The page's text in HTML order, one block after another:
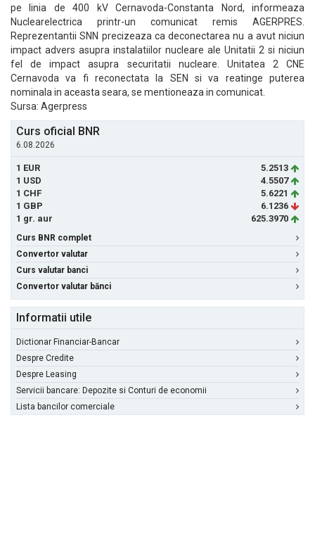
pe linia de 400 kV Cernavoda-Constanta Nord, informeaza
Nuclearelectrica printr-un comunicat remis AGERPRES.
Reprezentantii SNN precizeaza ca deconectarea nu a avut niciun
impact advers asupra instalatiilor nucleare ale Unitatii 2 si niciun
fel de impact asupra securitatii nucleare. Unitatea 2 CNE
Cernavoda va fi reconectata la SEN si va reatinge puterea
nominala in aceasta seara, se mentioneaza in comunicat.
Sursa: Agerpress
Curs oficial BNR
6.08.2026
1 EUR
5.2513
1 USD
4.5507
1 CHF
5.6221
1 GBP
6.1236
1 gr. aur
625.3970
Curs BNR complet
Convertor valutar
Curs valutar banci
Convertor valutar bănci
Informatii utile
Dictionar Financiar-Bancar
Despre Credite
Despre Leasing
Servicii bancare: Depozite si Conturi de economii
Lista bancilor comerciale